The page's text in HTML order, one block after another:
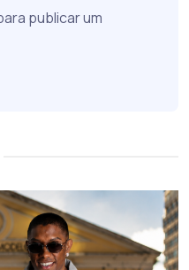
publicar um